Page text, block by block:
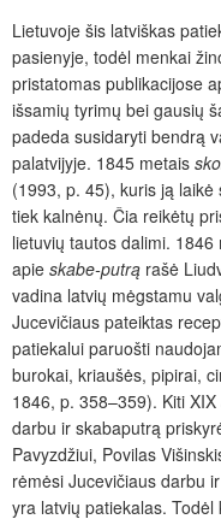
Lietuvoje šis latviškas
pasienyje, todėl menkai
pristatomas publikacijose
išsamių tyrimų bei gausių
padeda susidaryti bendrą
palatvijyje. 1845 metais
(1993, p. 45), kuris ją
tiek kalnėnų. Čia reikėtų
lietuvių tautos dalimi.
apie skabe-putrą rašė
vadina latvių mėgstamu
Jucevičiaus pateiktas
patiekalui paruošti
burokai, kriaušės, pipirai,
1846, p. 358–359). Kiti
darbu ir skabaputrą
Pavyzdžiui, Povilas
rėmėsi Jucevičiaus darbu
yra latvių patiekalas.